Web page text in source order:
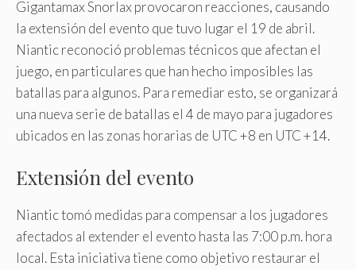
Gigantamax Snorlax provocaron reacciones, causando
la extensión del evento que tuvo lugar el 19 de abril.
Niantic reconoció problemas técnicos que afectan el
juego, en particulares que han hecho imposibles las
batallas para algunos. Para remediar esto, se organizará
una nueva serie de batallas el 4 de mayo para jugadores
ubicados en las zonas horarias de UTC +8 en UTC +14.
Extensión del evento
Niantic tomó medidas para compensar a los jugadores
afectados al extender el evento hasta las 7:00 p.m. hora
local. Esta iniciativa tiene como objetivo restaurar el